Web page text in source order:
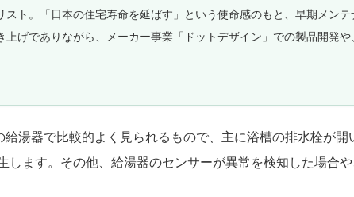
スト。「日本の住宅寿命を延ばす」という使命感のもと、早期メン
上げでありながら、メーカー事業「ドットデザイン」での製品開発
湯器で比較的よく見られるもので、主に浴槽の排水栓が開
します。その他、給湯器のセンサーが異常を検知した場合